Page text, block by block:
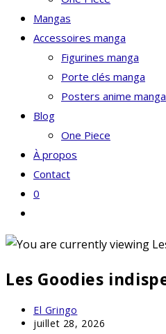
Mangas
Accessoires manga
Figurines manga
Porte clés manga
Posters anime manga
Blog
One Piece
À propos
Contact
0
search
Les Goodies
Auteur/autrice
de
El Gringo
Dernière
juillet 28, 2026